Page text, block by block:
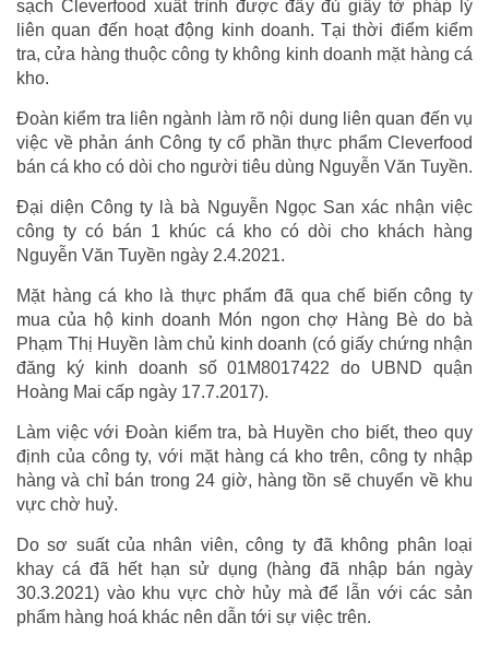
sạch Cleverfood xuất trình được đầy đủ giấy tờ pháp lý
liên quan đến hoạt động kinh doanh. Tại thời điểm kiểm
tra, cửa hàng thuộc công ty không kinh doanh mặt hàng cá
kho.
Đoàn kiểm tra liên ngành làm rõ nội dung liên quan đến vụ
việc về phản ánh Công ty cổ phần thực phẩm Cleverfood
bán cá kho có dòi cho người tiêu dùng Nguyễn Văn Tuyền.
Đại diện Công ty là bà Nguyễn Ngọc San xác nhận việc
công ty có bán 1 khúc cá kho có dòi cho khách hàng
Nguyễn Văn Tuyền ngày 2.4.2021.
Mặt hàng cá kho là thực phẩm đã qua chế biến công ty
mua của hộ kinh doanh Món ngon chợ Hàng Bè do bà
Phạm Thị Huyền làm chủ kinh doanh (có giấy chứng nhận
đăng ký kinh doanh số 01M8017422 do UBND quận
Hoàng Mai cấp ngày 17.7.2017).
Làm việc với Đoàn kiểm tra, bà Huyền cho biết, theo quy
định của công ty, với mặt hàng cá kho trên, công ty nhập
hàng và chỉ bán trong 24 giờ, hàng tồn sẽ chuyển về khu
vực chờ huỷ.
Do sơ suất của nhân viên, công ty đã không phân loại
khay cá đã hết hạn sử dụng (hàng đã nhập bán ngày
30.3.2021) vào khu vực chờ hủy mà để lẫn với các sản
phẩm hàng hoá khác nên dẫn tới sự việc trên.